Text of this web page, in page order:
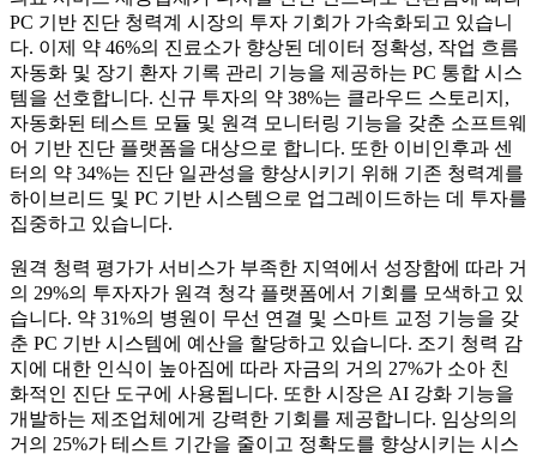
PC 기반 진단 청력계 시장의 투자 기회가 가속화되고 있습니
다. 이제 약 46%의 진료소가 향상된 데이터 정확성, 작업 흐름
자동화 및 장기 환자 기록 관리 기능을 제공하는 PC 통합 시스
템을 선호합니다. 신규 투자의 약 38%는 클라우드 스토리지,
자동화된 테스트 모듈 및 원격 모니터링 기능을 갖춘 소프트웨
어 기반 진단 플랫폼을 대상으로 합니다. 또한 이비인후과 센
터의 약 34%는 진단 일관성을 향상시키기 위해 기존 청력계를
하이브리드 및 PC 기반 시스템으로 업그레이드하는 데 투자를
집중하고 있습니다.
원격 청력 평가가 서비스가 부족한 지역에서 성장함에 따라 거
의 29%의 투자자가 원격 청각 플랫폼에서 기회를 모색하고 있
습니다. 약 31%의 병원이 무선 연결 및 스마트 교정 기능을 갖
춘 PC 기반 시스템에 예산을 할당하고 있습니다. 조기 청력 감
지에 대한 인식이 높아짐에 따라 자금의 거의 27%가 소아 친
화적인 진단 도구에 사용됩니다. 또한 시장은 AI 강화 기능을
개발하는 제조업체에게 강력한 기회를 제공합니다. 임상의의
거의 25%가 테스트 기간을 줄이고 정확도를 향상시키는 시스